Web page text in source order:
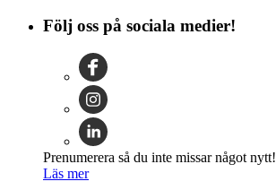
Följ oss på sociala medier!
Prenumerera så du inte missar något nytt!
Läs mer